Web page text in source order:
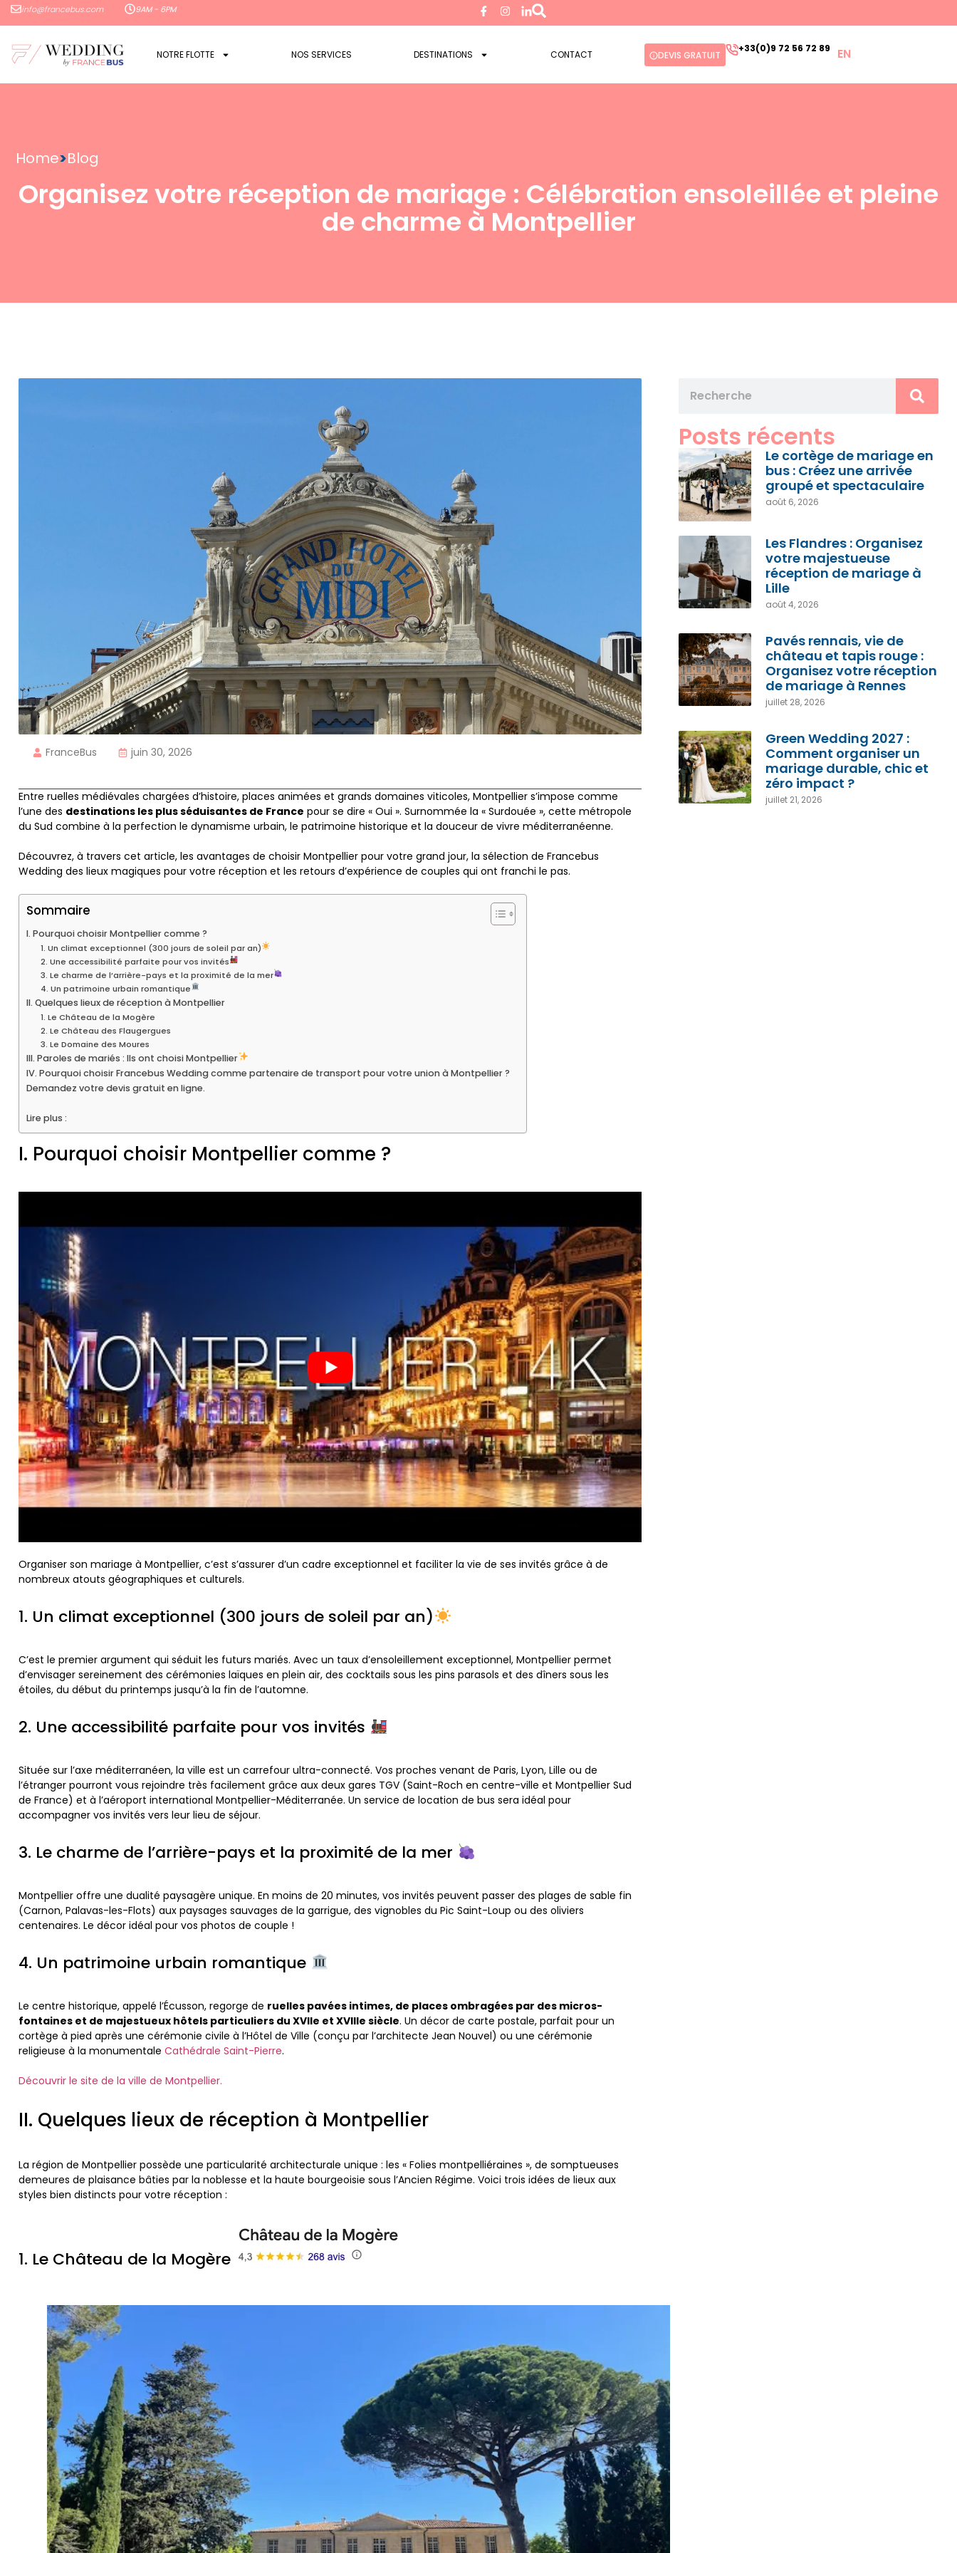
info@francebus.com 9AM - 6PM
NOTRE FLOTTE NOS SERVICES DESTINATIONS CONTACT DEVIS GRATUIT
+33(0)9 72 56 72 89 EN
Home>Blog
Organisez votre réception de mariage : Célébration ensoleillée et pleine
de charme à Montpellier
FranceBus juin 30, 2026
Entre ruelles médiévales chargées d’histoire, places animées et grands domaines viticoles, Montpellier s’impose comme
l’une des destinations les plus séduisantes de France pour se dire « Oui ». Surnommée la « Surdouée », cette métropole
du Sud combine à la perfection le dynamisme urbain, le patrimoine historique et la douceur de vivre méditerranéenne.
Découvrez, à travers cet article, les avantages de choisir Montpellier pour votre grand jour, la sélection de Francebus
Wedding des lieux magiques pour votre réception et les retours d’expérience de couples qui ont franchi le pas.
Sommaire
I. Pourquoi choisir Montpellier comme ?
1. Un climat exceptionnel (300 jours de soleil par an)
2. Une accessibilité parfaite pour vos invités
3. Le charme de l’arrière-pays et la proximité de la mer
4. Un patrimoine urbain romantique
II. Quelques lieux de réception à Montpellier
1. Le Château de la Mogère
2. Le Château des Flaugergues
3. Le Domaine des Moures
III. Paroles de mariés : Ils ont choisi Montpellier
IV. Pourquoi choisir Francebus Wedding comme partenaire de transport pour votre union à Montpellier ?
Demandez votre devis gratuit en ligne.
Lire plus :
I. Pourquoi choisir Montpellier comme ?
Organiser son mariage à Montpellier, c’est s’assurer d’un cadre exceptionnel et faciliter la vie de ses invités grâce à de
nombreux atouts géographiques et culturels.
1. Un climat exceptionnel (300 jours de soleil par an)
C’est le premier argument qui séduit les futurs mariés. Avec un taux d’ensoleillement exceptionnel, Montpellier permet
d’envisager sereinement des cérémonies laïques en plein air, des cocktails sous les pins parasols et des dîners sous les
étoiles, du début du printemps jusqu’à la fin de l’automne.
2. Une accessibilité parfaite pour vos invités
Située sur l’axe méditerranéen, la ville est un carrefour ultra-connecté. Vos proches venant de Paris, Lyon, Lille ou de
l’étranger pourront vous rejoindre très facilement grâce aux deux gares TGV (Saint-Roch en centre-ville et Montpellier Sud
de France) et à l’aéroport international Montpellier-Méditerranée. Un service de location de bus sera idéal pour
accompagner vos invités vers leur lieu de séjour.
3. Le charme de l’arrière-pays et la proximité de la mer
Montpellier offre une dualité paysagère unique. En moins de 20 minutes, vos invités peuvent passer des plages de sable fin
(Carnon, Palavas-les-Flots) aux paysages sauvages de la garrigue, des vignobles du Pic Saint-Loup ou des oliviers
centenaires. Le décor idéal pour vos photos de couple !
4. Un patrimoine urbain romantique
Le centre historique, appelé l’Écusson, regorge de ruelles pavées intimes, de places ombragées par des micros-
fontaines et de majestueux hôtels particuliers du XVIIe et XVIIIe siècle. Un décor de carte postale, parfait pour un
cortège à pied après une cérémonie civile à l’Hôtel de Ville (conçu par l’architecte Jean Nouvel) ou une cérémonie
religieuse à la monumentale Cathédrale Saint-Pierre.
Découvrir le site de la ville de Montpellier.
II. Quelques lieux de réception à Montpellier
La région de Montpellier possède une particularité architecturale unique : les « Folies montpelliéraines », de somptueuses
demeures de plaisance bâties par la noblesse et la haute bourgeoisie sous l’Ancien Régime. Voici trois idées de lieux aux
styles bien distincts pour votre réception :
1. Le Château de la Mogère
Posts récents
Le cortège de mariage en
bus : Créez une arrivée
groupé et spectaculaire
août 6, 2026
Les Flandres : Organisez
votre majestueuse
réception de mariage à
Lille
août 4, 2026
Pavés rennais, vie de
château et tapis rouge :
Organisez votre réception
de mariage à Rennes
juillet 28, 2026
Green Wedding 2027 :
Comment organiser un
mariage durable, chic et
zéro impact ?
juillet 21, 2026